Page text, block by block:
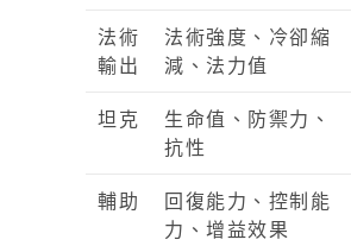
法術
輸出
法術強度、冷卻縮
減、法力值
坦克
生命值、防禦力、
抗性
輔助
回復能力、控制能
力、增益效果